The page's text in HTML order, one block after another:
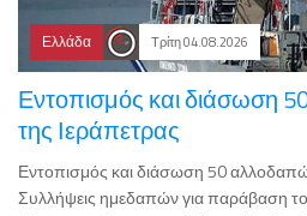
Ελλάδα Τρίτη 04.08.2026
Εντοπισμός και διάσωση
της Ιεράπετρας
Εντοπισμός και διάσωση 50
Συλλήψεις ημεδαπών για παράβαση